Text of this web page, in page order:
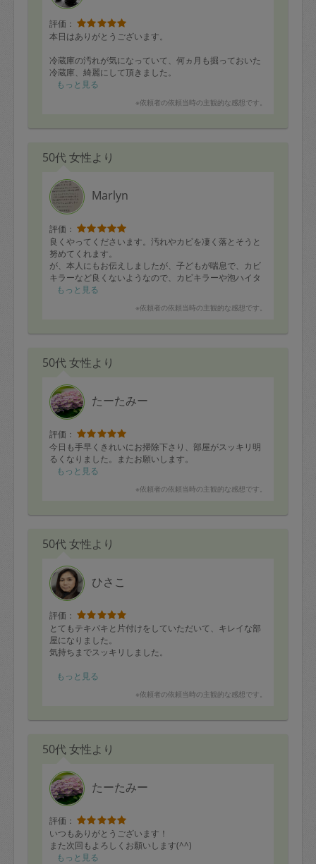
評価：
本日はありがとうございます。
冷蔵庫の汚れが気になっていて、何ヵ月も掘っておいた
冷蔵庫、綺麗にして頂きました。
その他おトイレの掃除、お部屋の掃除等綺麗にして頂き
もっと見る
※依頼者の依頼当時の主観的な感想です。
50代 女性より
Marlyn
評価：
良くやってくださいます。汚れやカビを凄く落とそうと
努めてくれます。
が、本人にもお伝えしましたが、子どもが喘息で、カビ
キラーなど良くないようなので、カビキラーや泡ハイタ
ーなどをかけっぱなしにして帰ることがないように、し
もっと見る
※依頼者の依頼当時の主観的な感想です。
50代 女性より
たーたみー
評価：
今日も手早くきれいにお掃除下さり、部屋がスッキリ明
るくなりました。またお願いします。
もっと見る
※依頼者の依頼当時の主観的な感想です。
50代 女性より
ひさこ
評価：
とてもテキパキと片付けをしていただいて、キレイな部
屋になりました。
気持ちまでスッキリしました。
お風呂、トイレも丁寧にありがとうございました。
またお願いしたいと思えるタスカジさんです。
もっと見る
※依頼者の依頼当時の主観的な感想です。
50代 女性より
たーたみー
評価：
いつもありがとうございます！
また次回もよろしくお願いします(^^)
もっと見る